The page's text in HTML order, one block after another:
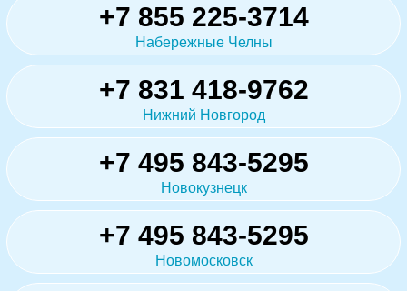
+7 855 225-3714
Набережные Челны
+7 831 418-9762
Нижний Новгород
+7 495 843-5295
Новокузнецк
+7 495 843-5295
Новомосковск